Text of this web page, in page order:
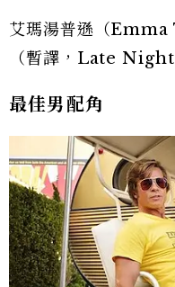
艾瑪湯普遜（
（暫譯，Late Night
最佳男配角